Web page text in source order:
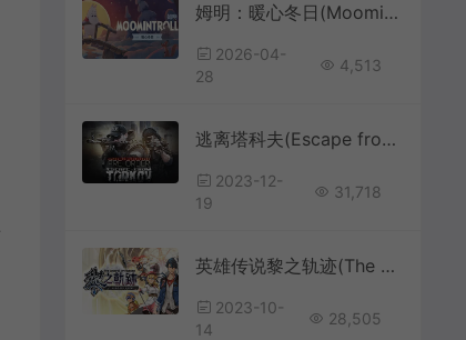
姆明：暖心冬日(Moomintroll Winters Warmth)温馨冒险游戏|下载
2026-04-
28
4,513
逃离塔科夫(Escape from Tarkov)硬核第一人称射击游戏|下载
2023-12-
19
31,718
英雄传说黎之轨迹(The Legend of Heroes: Kuro no Kiseki)繁中|PC|修改器|角色扮演RPG游戏
2023-10-
14
28,505